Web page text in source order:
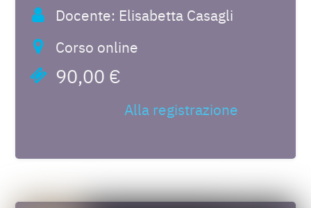
Docente: Elisabetta Casagli
Corso online
90,00 €
Alla registrazione